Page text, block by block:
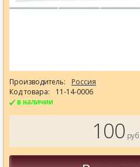
Производитель:
Россия
Код товара:
11-14-0006
в наличии
100 руб